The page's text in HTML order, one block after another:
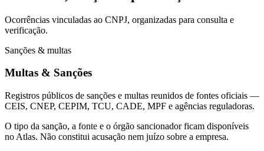
Ocorrências vinculadas ao CNPJ, organizadas para consulta e
verificação.
Sanções & multas
Multas & Sanções
Registros públicos de sanções e multas reunidos de fontes oficiais —
CEIS, CNEP, CEPIM, TCU, CADE, MPF e agências reguladoras.
O tipo da sanção, a fonte e o órgão sancionador ficam disponíveis
no Atlas. Não constitui acusação nem juízo sobre a empresa.